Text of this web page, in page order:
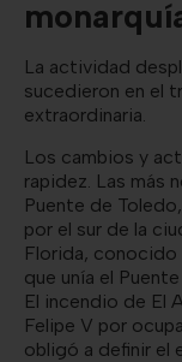
La actividad
sucedieron en el
extraordinaria.
Los cambios y
rapidez. Las más
Puente de
por el sur de la
Florida, conocido
que unía el
El incendio de El
Felipe V por
obligó a definir el